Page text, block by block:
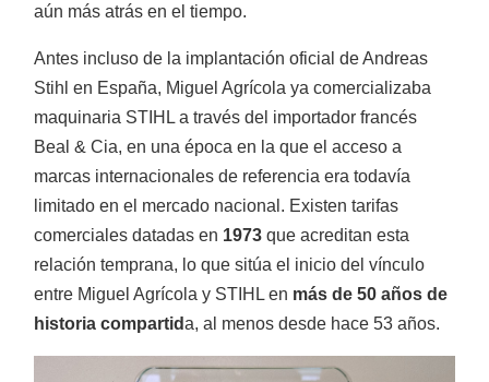
Tractores TAFE
Minitractores
aún más atrás en el tiempo.
Antes incluso de la implantación oficial de Andreas
Stihl en España, Miguel Agrícola ya comercializaba
maquinaria STIHL a través del importador francés
Beal & Cia, en una época en la que el acceso a
marcas internacionales de referencia era todavía
limitado en el mercado nacional. Existen tarifas
comerciales datadas en 1973 que acreditan esta
relación temprana, lo que sitúa el inicio del vínculo
entre Miguel Agrícola y STIHL en más de 50 años de
historia compartida, al menos desde hace 53 años.